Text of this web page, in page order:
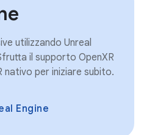
utilizzando Unreal
il supporto OpenXR
nativo per iniziare subito.
Engine